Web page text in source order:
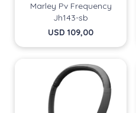
Marley Pv Frequency
Jh143-sb
USD 109,00